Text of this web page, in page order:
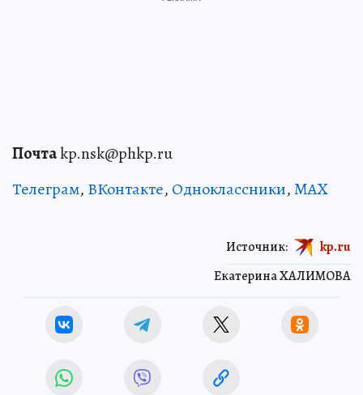
Почтаkp.nsk@phkp.ru
Телеграм, ВКонтакте, Одноклассники,MAX
Екатерина ХАЛИМОВА
Источник: kp.ru